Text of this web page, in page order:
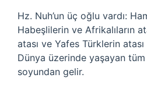
Hz. Nuh’un üç oğlu vardı:
Habeşlilerin ve Afrikalıların
atası ve Yafes Türklerin
Dünya üzerinde yaşayan
soyundan gelir.